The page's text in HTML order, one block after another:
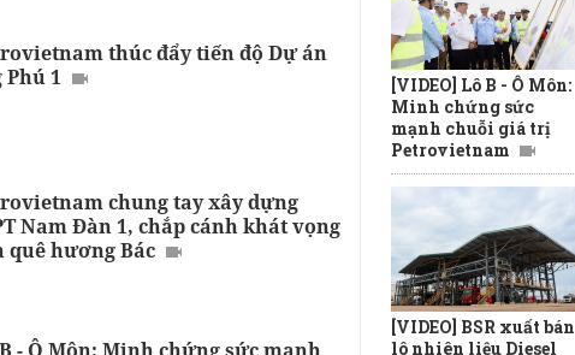
thúc đẩy tiến độ Dự án
Phú 1
chung tay xây dựng
Nam Đàn 1, chắp cánh khát vọng
hương Bác
[VIDEO] Lô B - Ô Môn:
Minh chứng sức
mạnh chuỗi giá trị
Petrovietnam
[VIDEO] BSR xuất bán
lô nhiên liệu Diesel